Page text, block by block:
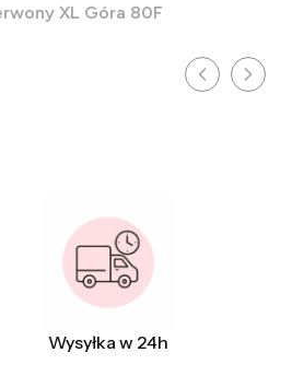
XL Góra 80F
Wysyłka w 24h